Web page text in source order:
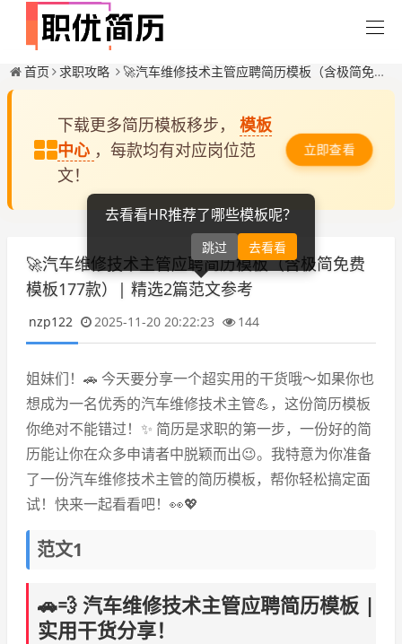
首页 求职攻略 🚀汽车维修技术主管应聘简历模板（含极简免费模板177款）| 精选2篇范文参考
下载更多简历模板移步， 模板
中心 ，每款均有对应岗位范
文！
立即查看
🚀汽车维修技术主管应聘简历模板（含极简免费
模板177款）| 精选2篇范文参考
nzp122 2025-11-20 20:22:23 144
姐妹们！🚗 今天要分享一个超实用的干货哦～如果你也
想成为一名优秀的汽车维修技术主管💪，这份简历模板
你绝对不能错过！✨ 简历是求职的第一步，一份好的简
历能让你在众多申请者中脱颖而出😉。我特意为你准备
了一份汽车维修技术主管的简历模板，帮你轻松搞定面
试！快来一起看看吧！👀💖
范文1
🚗💨 汽车维修技术主管应聘简历模板 |
实用干货分享！
去看看HR推荐了哪些模板呢？
跳过 去看看